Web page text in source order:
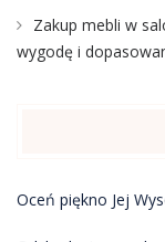
Zakup mebli w
wygodę i
Oceń piękno Jej